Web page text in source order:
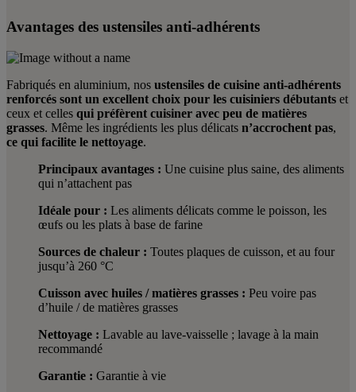
Avantages des ustensiles anti-adhérents
Fabriqués en aluminium, nos ustensiles de cuisine anti-adhérents
renforcés sont un excellent choix pour les cuisiniers débutants et
ceux et celles qui préfèrent cuisiner avec peu de matières
grasses. Même les ingrédients les plus délicats n’accrochent pas,
ce qui facilite le nettoyage.
Principaux avantages : Une cuisine plus saine, des aliments
qui n’attachent pas
Idéale pour : Les aliments délicats comme le poisson, les
œufs ou les plats à base de farine
Sources de chaleur : Toutes plaques de cuisson, et au four
jusqu’à 260 °C
Cuisson avec huiles / matières grasses : Peu voire pas
d’huile / de matières grasses
Nettoyage : Lavable au lave-vaisselle ; lavage à la main
recommandé
Garantie : Garantie à vie